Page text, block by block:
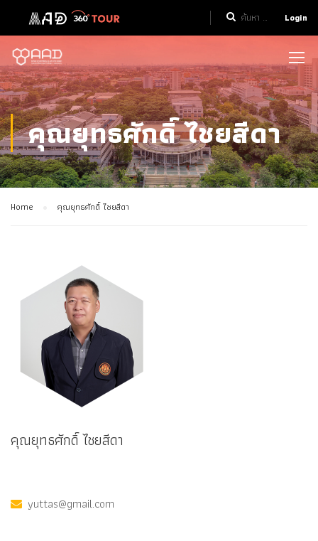
Login
คุณยุทธศักดิ์ ไชยสีดา
Home คุณยุทธศักดิ์ ไชยสีดา
คุณยุทธศักดิ์ ไชยสีดา
yuttas@gmail.com